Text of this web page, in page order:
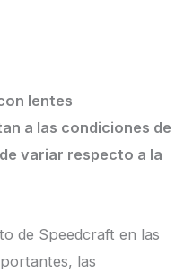
lentes
a las condiciones de
variar respecto a la
de Speedcraft en las
las